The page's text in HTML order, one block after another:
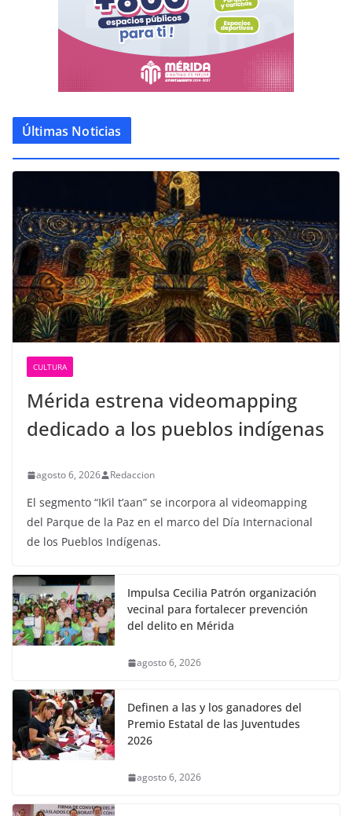
Últimas Noticias
CULTURA
Mérida estrena videomapping
dedicado a los pueblos indígenas
agosto 6, 2026 Redaccion
El segmento “Ik’il t’aan” se incorpora al videomapping
del Parque de la Paz en el marco del Día Internacional
de los Pueblos Indígenas.
Impulsa Cecilia Patrón organización
vecinal para fortalecer prevención
del delito en Mérida
agosto 6, 2026
Definen a las y los ganadores del
Premio Estatal de las Juventudes
2026
agosto 6, 2026